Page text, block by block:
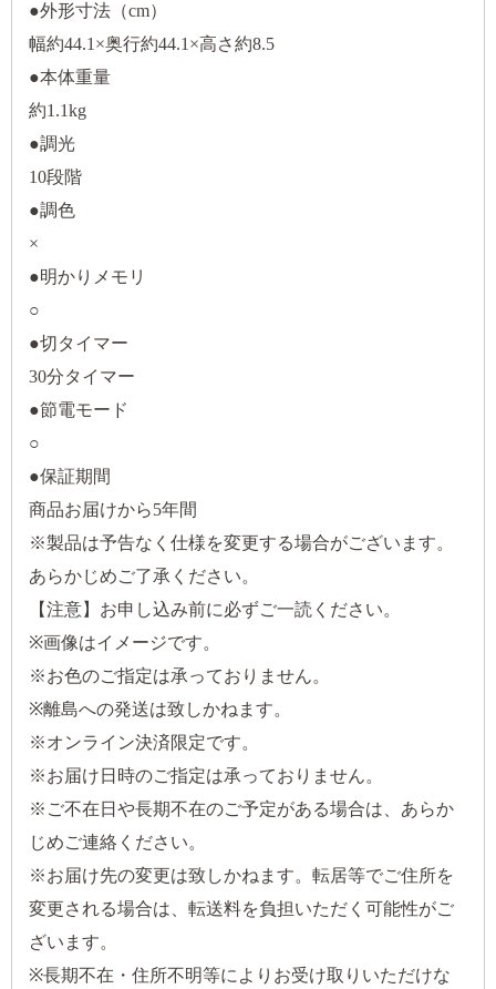
●外形寸法（cm）
幅約44.1×奥行約44.1×高さ約8.5
●本体重量
約1.1kg
●調光
10段階
●調色
×
●明かりメモリ
○
●切タイマー
30分タイマー
●節電モード
○
●保証期間
商品お届けから5年間
※製品は予告なく仕様を変更する場合がございます。
あらかじめご了承ください。
【注意】お申し込み前に必ずご一読ください。
※画像はイメージです。
※お色のご指定は承っておりません。
※離島への発送は致しかねます。
※オンライン決済限定です。
※お届け日時のご指定は承っておりません。
※ご不在日や長期不在のご予定がある場合は、あらか
じめご連絡ください。
※お届け先の変更は致しかねます。転居等でご住所を
変更される場合は、転送料を負担いただく可能性がご
ざいます。
※長期不在・住所不明等によりお受け取りいただけな